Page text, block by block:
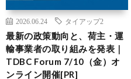
2026.06.24 タイアップ2
最新の政策動向と、荷主・運
輸事業者の取り組みを発表｜
TDBC Forum 7/10（金）オ
ンライン開催[PR]